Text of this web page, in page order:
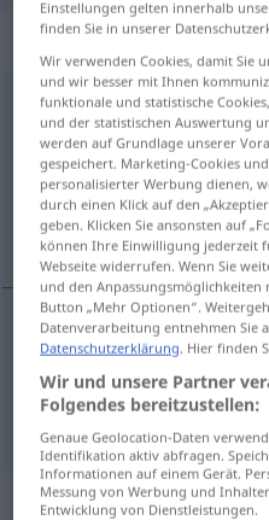
„schneidend“:
schneidendadjt
Übersicht aller
(Für mehr Details die
cortante, penetrante,
cortante schneidend
penetrante,estridente
Synonyme
Einstellungen gelten innerhalb
finden Sie in unserer
Wir verwenden Cookies, damit Sie
und wir besser mit Ihnen
funktionale und statistische
und der statistischen Auswertung
werden auf Grundlage unserer
gespeichert. Marketing-Cookies
personalisierter Werbung dienen,
durch einen Klick auf den
geben. Klicken Sie ansonsten auf
können Ihre Einwilligung jederzeit
Webseite widerrufen. Wenn Sie
und den Anpassungsmöglichkeiten
Button „Mehr Optionen“.
Datenverarbeitung entnehmen Sie
Datenschutzerklärung. Hier finden
Wir und unsere Partner
Folgendes bereitzustellen:
Genaue Geolocation-Daten
Identifikation aktiv abfragen.
Informationen auf einem Gerät.
Messung von Werbung und
Entwicklung von Dienstleistungen.